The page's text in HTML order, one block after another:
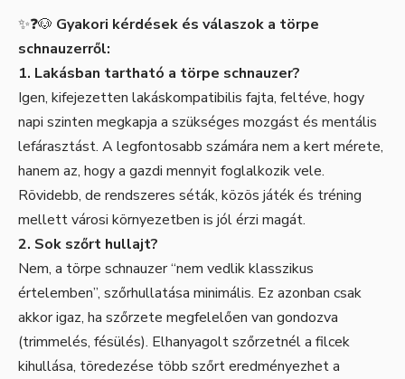
✨❓🐶 Gyakori kérdések és válaszok a törpe
schnauzerről:
1. Lakásban tartható a törpe schnauzer?
Igen, kifejezetten lakáskompatibilis fajta, feltéve, hogy
napi szinten megkapja a szükséges mozgást és mentális
lefárasztást. A legfontosabb számára nem a kert mérete,
hanem az, hogy a gazdi mennyit foglalkozik vele.
Rövidebb, de rendszeres séták, közös játék és tréning
mellett városi környezetben is jól érzi magát.
2. Sok szőrt hullajt?
Nem, a törpe schnauzer “nem vedlik klasszikus
értelemben”, szőrhullatása minimális. Ez azonban csak
akkor igaz, ha szőrzete megfelelően van gondozva
(trimmelés, fésülés). Elhanyagolt szőrzetnél a filcek
kihullása, töredezése több szőrt eredményezhet a